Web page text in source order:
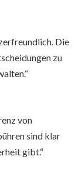
Die
zu
von
sind klar
gibt.“